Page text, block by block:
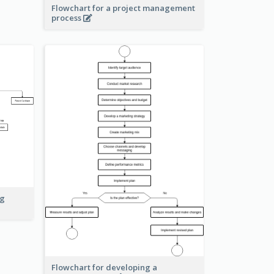
Flowchart for a project management
process
Flowchart for developing a